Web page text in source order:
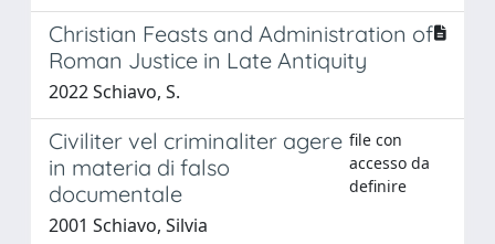
Christian Feasts and Administration of
Roman Justice in Late Antiquity
2022 Schiavo, S.
Civiliter vel criminaliter agere
in materia di falso
documentale
file con
accesso da
definire
2001 Schiavo, Silvia